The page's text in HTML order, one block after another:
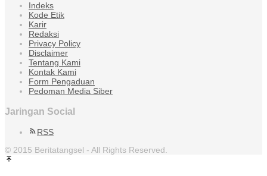
Indeks
Kode Etik
Karir
Redaksi
Privacy Policy
Disclaimer
Tentang Kami
Kontak Kami
Form Pengaduan
Pedoman Media Siber
Jaringan Social
RSS
© 2015 Beritatangsel - All Rights Reserved.